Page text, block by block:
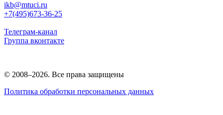
ikb@mtuci.ru
+7(495)673-36-25
Телеграм-канал
Группа вконтакте
© 2008–2026. Все права защищены
Политика обработки персональных данных